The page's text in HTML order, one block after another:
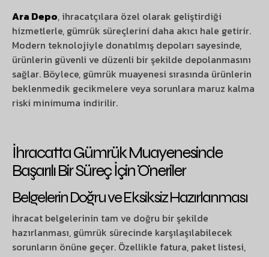
Ara Depo, ihracatçılara özel olarak geliştirdiği
hizmetlerle, gümrük süreçlerini daha akıcı hale getirir.
Modern teknolojiyle donatılmış depoları sayesinde,
ürünlerin güvenli ve düzenli bir şekilde depolanmasını
sağlar. Böylece, gümrük muayenesi sırasında ürünlerin
beklenmedik gecikmelere veya sorunlara maruz kalma
riski minimuma indirilir.
İhracatta Gümrük Muayenesinde
Başarılı Bir Süreç İçin Öneriler
Belgelerin Doğru ve Eksiksiz Hazırlanması
İhracat belgelerinin tam ve doğru bir şekilde
hazırlanması, gümrük sürecinde karşılaşılabilecek
sorunların önüne geçer. Özellikle fatura, paket listesi,